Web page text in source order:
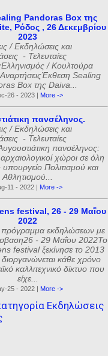
Pandoras Box της
Ρόδος , 26 Δεκεμβρίου
2023
/ Εκδηλώσεις και
- Τελευταίες
/ Κουλτούρα
ΑναρτήσειςΈκθεση Sealing
Box της Daiva...
26 - 2023 | More ->
πανσέληνος.
/ Εκδηλώσεις και
- Τελευταίες
πανσέληνος:
χώροι σε όλη
Πολιτισμού και
Αθλητισμού...
11 - 2022 | More ->
festival, 26 - 29 Μαΐου
2022
εκδηλώσεων με
- 29 Μαΐου 2022Το
festival ξεκίνησε το 2013
διοργανώνεται κάθε χρόνο
καλλιτεχνικό δίκτυο που
είχε...
25 - 2022 | More ->
Εκδηλώσεις